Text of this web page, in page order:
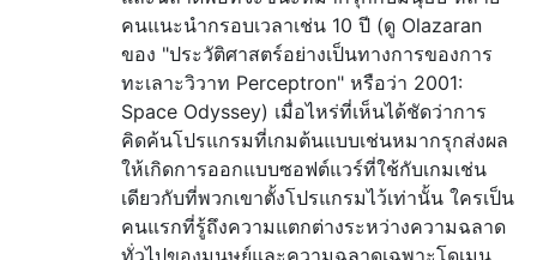
คนแนะนำกรอบเวลาเช่น 10 ปี (ดู Olazaran
ของ "ประวัติศาสตร์อย่างเป็นทางการของการ
ทะเลาะวิวาท Perceptron" หรือว่า 2001:
Space Odyssey) เมื่อไหร่ที่เห็นได้ชัดว่าการ
คิดค้นโปรแกรมที่เกมต้นแบบเช่นหมากรุกส่งผล
ให้เกิดการออกแบบซอฟต์แวร์ที่ใช้กับเกมเช่น
เดียวกับที่พวกเขาตั้งโปรแกรมไว้เท่านั้น ใครเป็น
คนแรกที่รู้ถึงความแตกต่างระหว่างความฉลาด
ทั่วไปของมนุษย์และความฉลาดเฉพาะโดเมน